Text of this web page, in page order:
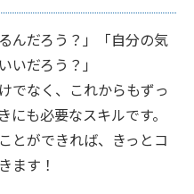
んだろう？」「自分の気
いだろう？」
でなく、これからもずっ
にも必要なスキルです。
とができれば、きっとコ
ます！